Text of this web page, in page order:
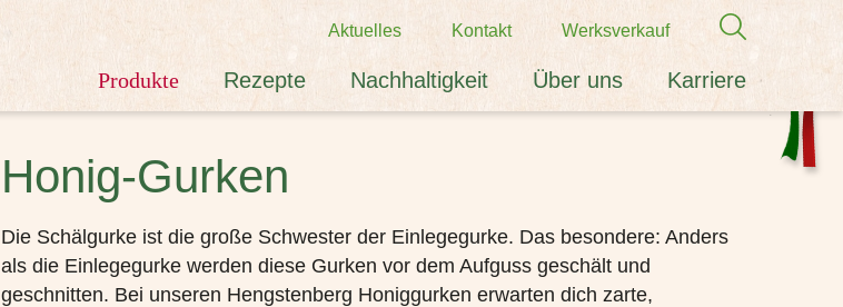
Aktuelles Kontakt Werksverkauf
Produkte Rezepte Nachhaltigkeit Über uns Karriere
Honig-Gurken
Die Schälgurke ist die große Schwester der Einlegegurke. Das besondere: Anders
als die Einlegegurke werden diese Gurken vor dem Aufguss geschält und
geschnitten. Bei unseren Hengstenberg Honiggurken erwarten dich zarte,